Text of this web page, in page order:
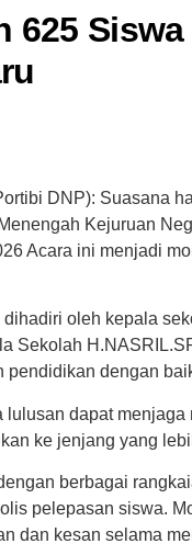
625
DNP): Suasana
Kejuruan
Acara ini menjadi
oleh kepala
Sekolah
pendidikan dengan
lulusan dapat
ke jenjang yang
berbagai
pelepasan siswa.
dan kesan selama